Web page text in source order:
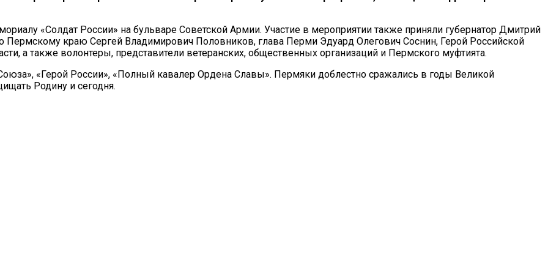
«Солдат России» на бульваре Советской Армии. Участие в мероприятии также приняли губернатор Дмитрий
краю Сергей Владимирович Половников, глава Перми Эдуард Олегович Соснин, Герой Российской
а также волонтеры, представители ветеранских, общественных организаций и Пермского муфтията.
«Герой России», «Полный кавалер Ордена Славы». Пермяки доблестно сражались в годы Великой
Родину и сегодня.